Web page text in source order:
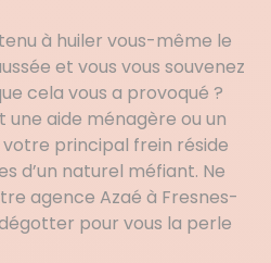
tenu à huiler vous-même le
et vous vous souvenez
cela vous a provoqué ?
une aide ménagère ou un
votre principal frein réside
d’un naturel méfiant. Ne
agence Azaé à Fresnes-
pour vous la perle